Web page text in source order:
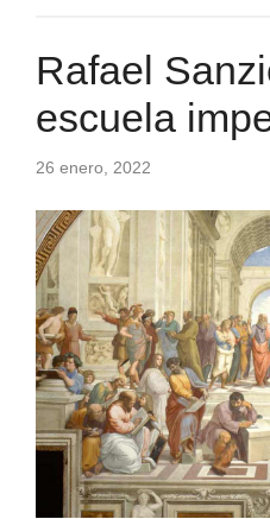
Rafael
escuela
26 enero, 2022